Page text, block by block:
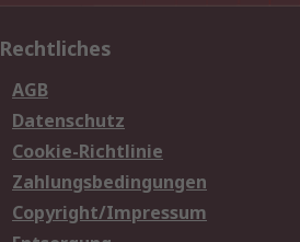
Rechtliches
AGB
Datenschutz
Cookie-Richtlinie
Zahlungsbedingungen
Copyright/Impressum